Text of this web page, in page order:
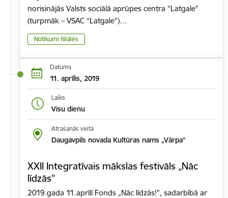
norisinājās Valsts sociālā aprūpes centra “Latgale”
(turpmāk – VSAC “Latgale”)…
Notikumi filiālēs
Datums
11. aprīlis, 2019
Laiks
Visu dienu
Atrašanās vieta
Daugavpils novada Kultūras nams „Vārpa”
XXII Integratīvais mākslas festivāls „Nāc
līdzās”
2019.gada 11.aprīlī Fonds „Nāc līdzās!”, sadarbībā ar